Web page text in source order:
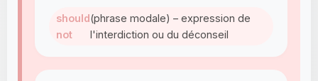
should
not
(phrase modale) – expression de
l'interdiction ou du déconseil